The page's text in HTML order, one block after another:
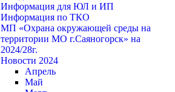
Информация для ЮЛ и ИП
Информация по ТКО
МП «Охрана окружающей среды на
территории МО г.Саяногорск» на
2024/28г.
Новости 2024
Апрель
Май